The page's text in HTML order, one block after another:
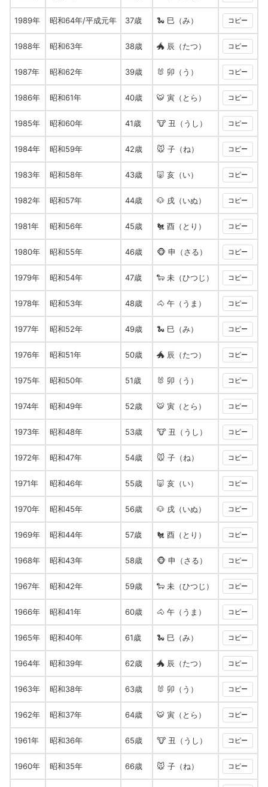
1989年 昭和64年/平成元年 37歳 🐍 巳（み） コピー
1988年 昭和63年 38歳 🐲 辰（たつ） コピー
1987年 昭和62年 39歳 🐰 卯（う） コピー
1986年 昭和61年 40歳 🐯 寅（とら） コピー
1985年 昭和60年 41歳 🐮 丑（うし） コピー
1984年 昭和59年 42歳 🐭 子（ね） コピー
1983年 昭和58年 43歳 🐷 亥（い） コピー
1982年 昭和57年 44歳 🐶 戌（いぬ） コピー
1981年 昭和56年 45歳 🐔 酉（とり） コピー
1980年 昭和55年 46歳 🐵 申（さる） コピー
1979年 昭和54年 47歳 🐑 未（ひつじ） コピー
1978年 昭和53年 48歳 🐴 午（うま） コピー
1977年 昭和52年 49歳 🐍 巳（み） コピー
1976年 昭和51年 50歳 🐲 辰（たつ） コピー
1975年 昭和50年 51歳 🐰 卯（う） コピー
1974年 昭和49年 52歳 🐯 寅（とら） コピー
1973年 昭和48年 53歳 🐮 丑（うし） コピー
1972年 昭和47年 54歳 🐭 子（ね） コピー
1971年 昭和46年 55歳 🐷 亥（い） コピー
1970年 昭和45年 56歳 🐶 戌（いぬ） コピー
1969年 昭和44年 57歳 🐔 酉（とり） コピー
1968年 昭和43年 58歳 🐵 申（さる） コピー
1967年 昭和42年 59歳 🐑 未（ひつじ） コピー
1966年 昭和41年 60歳 🐴 午（うま） コピー
1965年 昭和40年 61歳 🐍 巳（み） コピー
1964年 昭和39年 62歳 🐲 辰（たつ） コピー
1963年 昭和38年 63歳 🐰 卯（う） コピー
1962年 昭和37年 64歳 🐯 寅（とら） コピー
1961年 昭和36年 65歳 🐮 丑（うし） コピー
1960年 昭和35年 66歳 🐭 子（ね） コピー